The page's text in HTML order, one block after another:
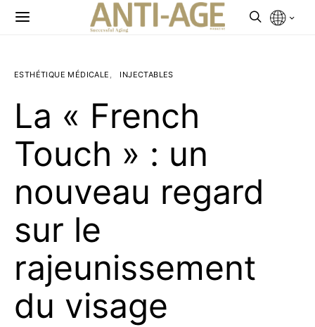
ESTHÉTIQUE MÉDICALE INJECTABLES
La « French
Touch » : un
nouveau regard
sur le
rajeunissement
du visage